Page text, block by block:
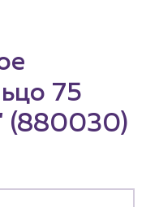
75
(880030)